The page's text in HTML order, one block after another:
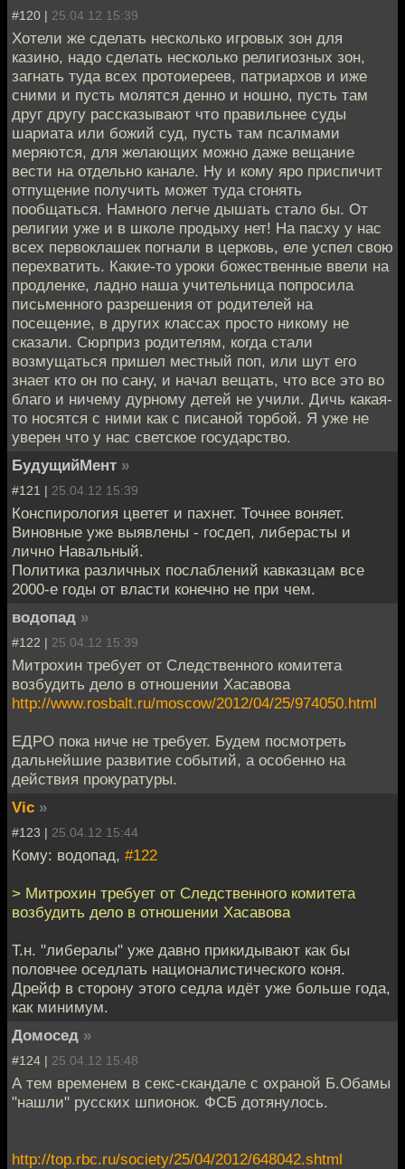
#120 | 25.04.12 15:39
Хотели же сделать несколько игровых зон для
казино, надо сделать несколько религиозных зон,
загнать туда всех протоиереев, патриархов и иже
сними и пусть молятся денно и ношно, пусть там
друг другу рассказывают что правильнее суды
шариата или божий суд, пусть там псалмами
меряются, для желающих можно даже вещание
вести на отдельно канале. Ну и кому яро приспичит
отпущение получить может туда сгонять
пообщаться. Намного легче дышать стало бы. От
религии уже и в школе продыху нет! На пасху у нас
всех первоклашек погнали в церковь, еле успел свою
перехватить. Какие-то уроки божественные ввели на
продленке, ладно наша учительница попросила
письменного разрешения от родителей на
посещение, в других классах просто никому не
сказали. Сюрприз родителям, когда стали
возмущаться пришел местный поп, или шут его
знает кто он по сану, и начал вещать, что все это во
благо и ничему дурному детей не учили. Дичь какая-
то носятся с ними как с писаной торбой. Я уже не
уверен что у нас светское государство.
БудущийМент »
#121 | 25.04.12 15:39
Конспирология цветет и пахнет. Точнее воняет.
Виновные уже выявлены - госдеп, либерасты и
лично Навальный.
Политика различных послаблений кавказцам все
2000-е годы от власти конечно не при чем.
водопад »
#122 | 25.04.12 15:39
Митрохин требует от Следственного комитета
возбудить дело в отношении Хасавова
http://www.rosbalt.ru/moscow/2012/04/25/974050.html
ЕДРО пока ниче не требует. Будем посмотреть
дальнейшие развитие событий, а особенно на
действия прокуратуры.
Vic »
#123 | 25.04.12 15:44
Кому: водопад, #122
> Митрохин требует от Следственного комитета
возбудить дело в отношении Хасавова
Т.н. "либералы" уже давно прикидывают как бы
половчее оседлать националистического коня.
Дрейф в сторону этого седла идёт уже больше года,
как минимум.
Домосед »
#124 | 25.04.12 15:48
А тем временем в секс-скандале с охраной Б.Обамы
"нашли" русских шпионок. ФСБ дотянулось.
http://top.rbc.ru/society/25/04/2012/648042.shtml